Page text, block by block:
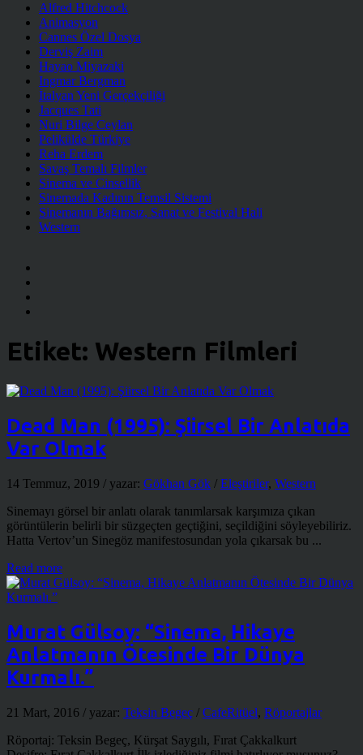
Alfred Hitchcock
Animasyon
Cannes Özel Dosya
Derviş Zaim
Hayao Miyazaki
Ingmar Bergman
İtalyan Yeni Gerçekçiliği
Jacques Tati
Nuri Bilge Ceylan
Pelikülde Türkiye
Reha Erdem
Savaş Temalı Filmler
Sinema ve Cinsellik
Sinemada Kadının Temsil Sistemi
Sinemanın Bağımsız, Sanat ve Festival Hali
Western
Etiket: Western Filmleri
Dead Man (1995): Şiirsel Bir Anlatıda
Var Olmak
14 Temmuz, 2019 / yazar: Gökhan Gök / Eleştiriler, Western
Sinemayı görsel bir anlatı olarak tanımlarsak karşımıza çıkan
görüntülerin belirli bir süzgeçten geçtiğini, seçildiğini söyleyebiliriz.
Hatta Vertov’un Sinegöz manifestosundan yola çıkarsak bu ...
Read more
Murat Gülsoy: “Sinema, Hikaye
Anlatmanın Ötesinde Bir Dünya
Kurmalı.”
21 Mart, 2016 / yazar: Teksin Begeç / CafeRitüel, Röportajlar
Röportaj: Teksin Begeç, Kürşat Saygılı, Fırat Çakkalkurt